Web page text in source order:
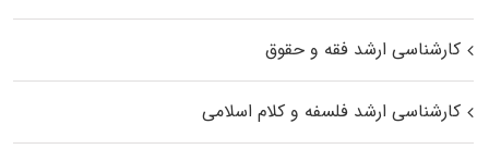
کارشناسی ارشد فقه و حقوق
کارشناسی ارشد فلسفه و کلام اسلامی